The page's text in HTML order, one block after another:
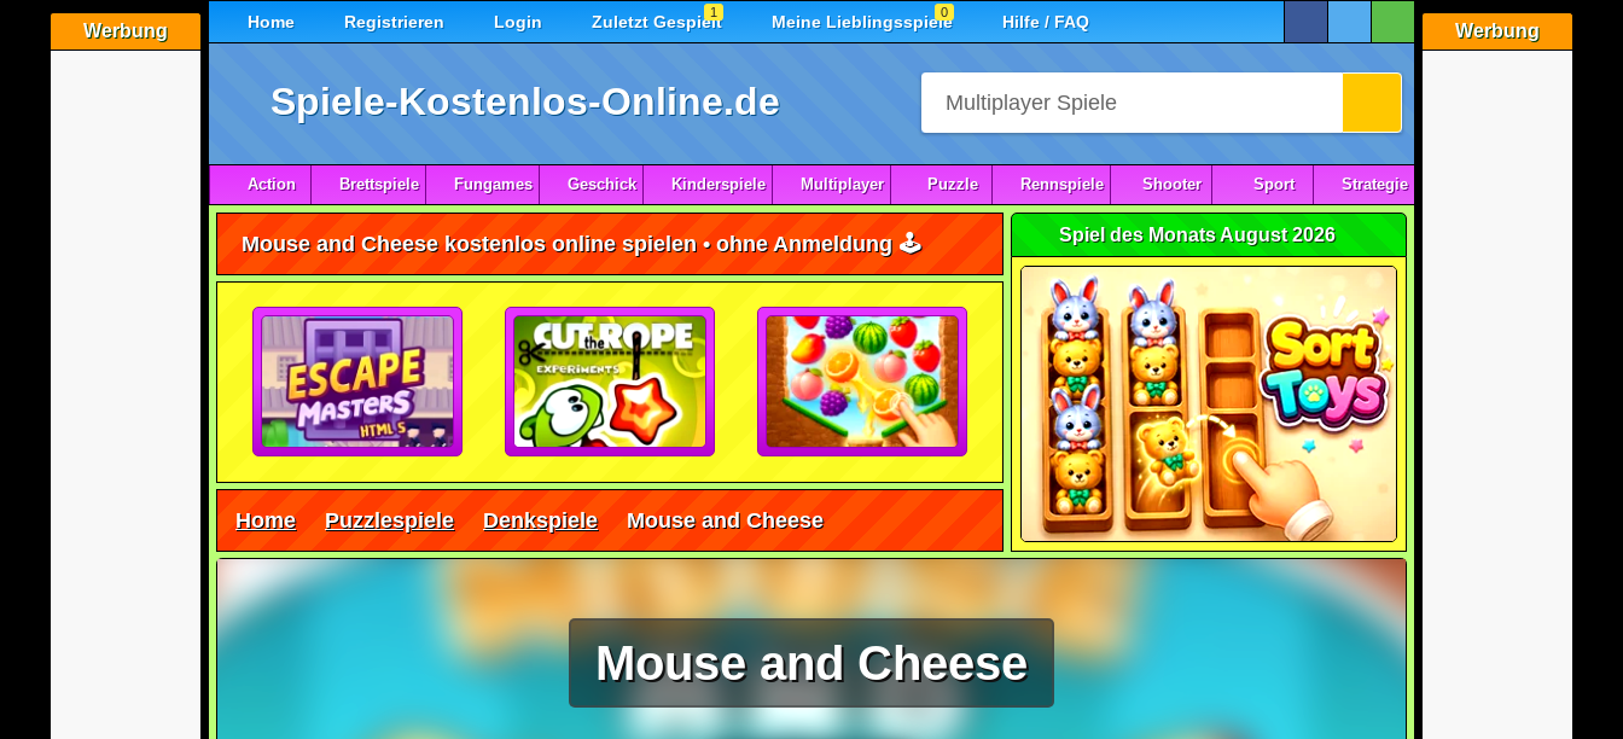
Werbung Werbung
Home Registrieren Login Zuletzt Gespielt
1 Meine Lieblingsspiele
0 Hilfe / FAQ
Spiele-Kostenlos-Online.de
Action Brettspiele Fungames Geschick Kinderspiele Multiplayer Puzzle Rennspiele Shooter Sport Strategie
Mouse and Cheese kostenlos online spielen • ohne Anmeldung 🕹️
Home Puzzlespiele Denkspiele Mouse and Cheese
Spiel des Monats August 2026
Mouse and Cheese